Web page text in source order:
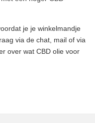
je je winkelmandje
via de chat, mail of via
over wat CBD olie voor